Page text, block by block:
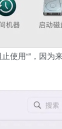
用“”，因